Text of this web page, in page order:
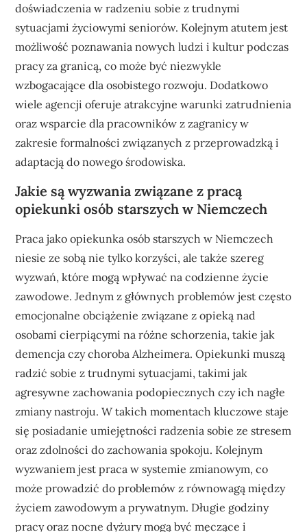
doświadczenia w radzeniu sobie z trudnymi
sytuacjami życiowymi seniorów. Kolejnym atutem jest
możliwość poznawania nowych ludzi i kultur podczas
pracy za granicą, co może być niezwykle
wzbogacające dla osobistego rozwoju. Dodatkowo
wiele agencji oferuje atrakcyjne warunki zatrudnienia
oraz wsparcie dla pracowników z zagranicy w
zakresie formalności związanych z przeprowadzką i
adaptacją do nowego środowiska.
Jakie są wyzwania związane z pracą
opiekunki osób starszych w Niemczech
Praca jako opiekunka osób starszych w Niemczech
niesie ze sobą nie tylko korzyści, ale także szereg
wyzwań, które mogą wpływać na codzienne życie
zawodowe. Jednym z głównych problemów jest często
emocjonalne obciążenie związane z opieką nad
osobami cierpiącymi na różne schorzenia, takie jak
demencja czy choroba Alzheimera. Opiekunki muszą
radzić sobie z trudnymi sytuacjami, takimi jak
agresywne zachowania podopiecznych czy ich nagłe
zmiany nastroju. W takich momentach kluczowe staje
się posiadanie umiejętności radzenia sobie ze stresem
oraz zdolności do zachowania spokoju. Kolejnym
wyzwaniem jest praca w systemie zmianowym, co
może prowadzić do problemów z równowagą między
życiem zawodowym a prywatnym. Długie godziny
pracy oraz nocne dyżury mogą być męczące i